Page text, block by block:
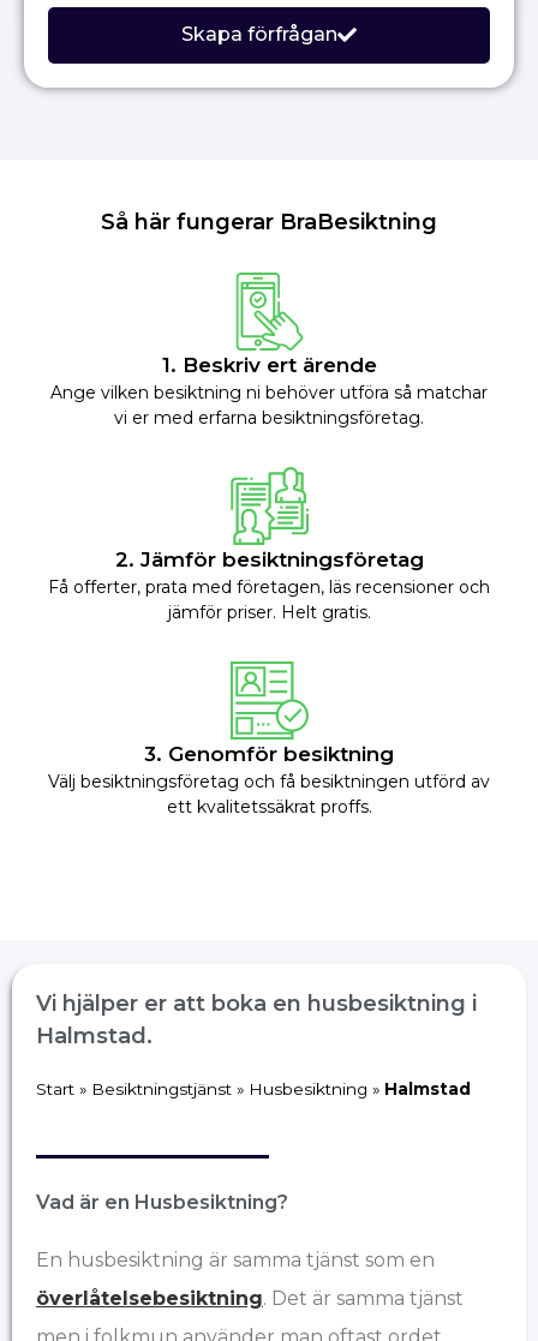
Skapa förfrågan
Så här fungerar BraBesiktning
1. Beskriv ert ärende
Ange vilken besiktning ni behöver utföra så matchar
vi er med erfarna besiktningsföretag.
2. Jämför besiktningsföretag
Få offerter, prata med företagen, läs recensioner och
jämför priser. Helt gratis.
3. Genomför besiktning
Välj besiktningsföretag och få besiktningen utförd av
ett kvalitetssäkrat proffs.
Vi hjälper er att boka en husbesiktning i
Halmstad.
Start » Besiktningstjänst » Husbesiktning » Halmstad
Vad är en Husbesiktning?
En husbesiktning är samma tjänst som en
överlåtelsebesiktning. Det är samma tjänst
men i folkmun använder man oftast ordet